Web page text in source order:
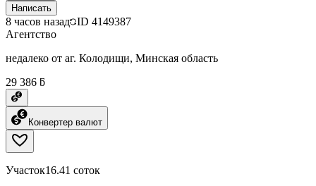
Написать
8 часов назад ID 4149387
Агентство
недалеко от аг. Колодищи, Минская область
29 386 ƃ
Конвертер валют
Участок16.41 соток